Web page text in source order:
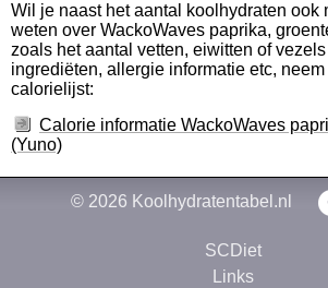
Wil je naast het aantal koolhydraten ook
weten over WackoWaves paprika,
zoals het aantal vetten, eiwitten of
ingrediëten, allergie informatie etc,
calorielijst:
Calorie informatie WackoWaves
(Yuno)
© 2026 Koolhydratentabel.nl
SCDiet
Links